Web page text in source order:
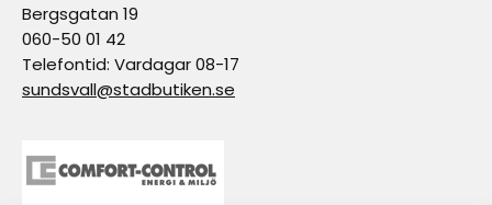
Bergsgatan 19
060-50 01 42
Telefontid: Vardagar 08-17
sundsvall@stadbutiken.se